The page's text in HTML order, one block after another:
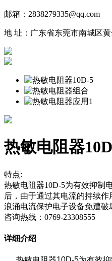
邮箱：2838279335@qq.com
地 址：广东省东莞市南城区
热敏电阻器
特点:
热敏电阻器10D-5为有效抑制
后，由于通过其电流的持续
浪涌电流保护电子设备免遭破
咨询热线：0769-23308555
详细介绍